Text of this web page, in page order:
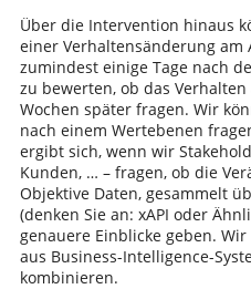
Über die Intervention hinaus
einer Verhaltensänderung
zumindest einige Tage nach
zu bewerten, ob das
Wochen später fragen. Wir
nach einem Wertebenen
ergibt sich, wenn wir
Kunden, … – fragen, ob die
Objektive Daten, gesammelt
(denken Sie an: xAPI oder
genauere Einblicke geben.
aus Business-Intelligence-
kombinieren.